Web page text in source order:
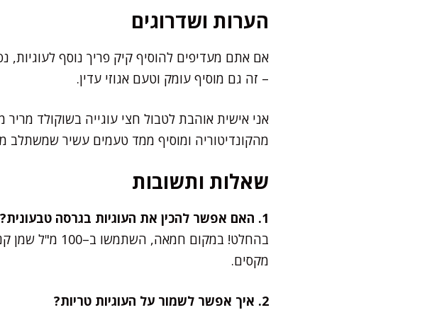
הערות ושדרוגים
אם אתם מעדיפים להוסיף קיק פריך נוסף לעוגיות,
– זה גם מוסיף עומק וטעם אגוזי עדין.
אני אישית אוהבת לטבול חצי עוגייה בשוקולד
מהקונדיטוריה ומוסיף ממד טעמים עשיר שמשתלב
שאלות ותשובות
1. האם אפשר להכין את העוגיות בגרסה טבעונית?
בהחלט! במקום
מקסים.
2. איך אפשר לשמור על העוגיות טריות?